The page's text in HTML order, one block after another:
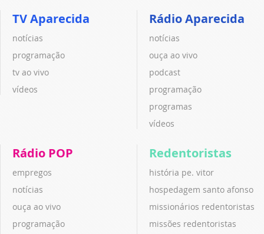
TV Aparecida
notícias
programação
tv ao vivo
vídeos
Rádio Aparecida
notícias
ouça ao vivo
podcast
programação
programas
vídeos
Rádio POP
empregos
notícias
ouça ao vivo
programação
Redentoristas
história pe. vitor
hospedagem santo afonso
missionários redentoristas
missões redentoristas